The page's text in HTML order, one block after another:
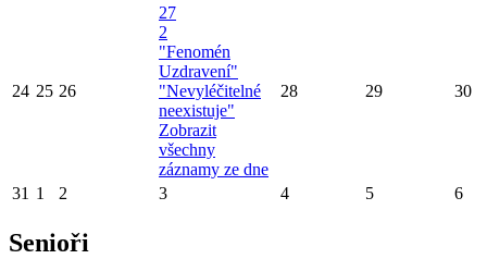
24 25 26
27
2
"Fenomén
Uzdravení"
"Nevyléčitelné
neexistuje"
Zobrazit
všechny
záznamy ze dne
28 29 30
31 1 2 3 4 5 6
Senioři